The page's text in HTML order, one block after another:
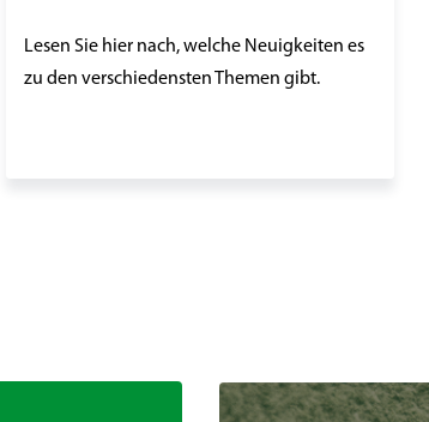
Lesen Sie hier nach, welche Neuigkeiten es
zu den verschiedensten Themen gibt.